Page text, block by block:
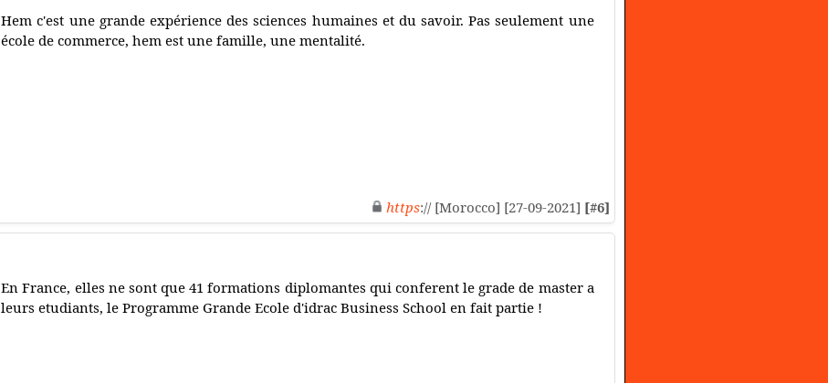
Hem c'est une grande expérience des sciences humaines et du savoir. Pas seulement une
école de commerce, hem est une famille, une mentalité.
https:// [Morocco] [27-09-2021] [#6]
En France, elles ne sont que 41 formations diplomantes qui conferent le grade de master a
leurs etudiants, le Programme Grande Ecole d'idrac Business School en fait partie !